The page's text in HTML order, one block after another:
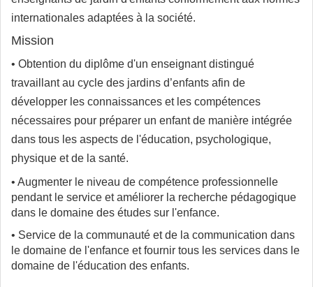
internationales adaptées à la société.
Mission
• Obtention du diplôme d'un enseignant distingué
travaillant au cycle des jardins d’enfants afin de
développer les connaissances et les compétences
nécessaires pour préparer un enfant de manière intégrée
dans tous les aspects de l'éducation, psychologique,
physique et de la santé.
• Augmenter le niveau de compétence professionnelle
pendant le service et améliorer la recherche pédagogique
dans le domaine des études sur l'enfance.
• Service de la communauté et de la communication dans
le domaine de l'enfance et fournir tous les services dans le
domaine de l'éducation des enfants.